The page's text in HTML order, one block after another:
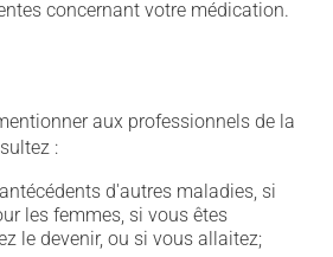
concernant votre médication.
aux professionnels de la
:
d'autres maladies, si
les femmes, si vous êtes
le devenir, ou si vous allaitez;